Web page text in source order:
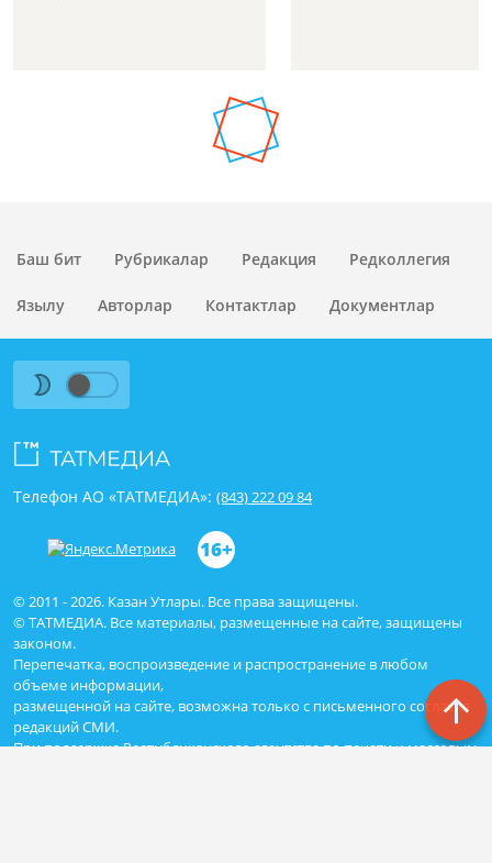
Баш бит Рубрикалар Редакция Редколлегия
Язылу Авторлар Контактлар Документлар
© 2011 - 2026. Казан Утлары. Все права защищены.
© ТАТМЕДИА. Все материалы, размещенные на сайте, защищены
законом.
Перепечатка, воспроизведение и распространение в любом
объеме информации,
размещенной на сайте, возможна только с письменного согласия
редакций СМИ.
При поддержке Республиканского агентства по печати и массовым
Телефон АО «ТАТМЕДИА»: (843) 222 09 84
16+